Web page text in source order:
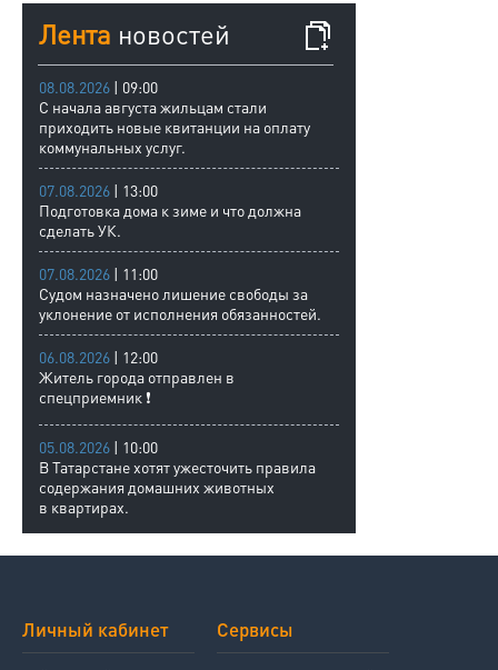
Лента новостей
08.08.2026 | 09:00
С начала августа жильцам стали
приходить новые квитанции на оплату
коммунальных услуг.
07.08.2026 | 13:00
Подготовка дома к зиме и что должна
сделать УК.
07.08.2026 | 11:00
Судом назначено лишение свободы за
уклонение от исполнения обязанностей.
06.08.2026 | 12:00
Житель города отправлен в
спецприемник ❗
05.08.2026 | 10:00
В Татарстане хотят ужесточить правила
содержания домашних животных
в квартирах.
Личный кабинет Сервисы